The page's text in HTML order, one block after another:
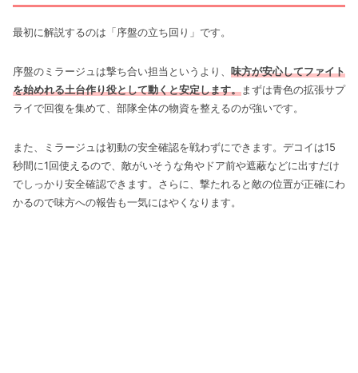
最初に解説するのは「序盤の立ち回り」です。
序盤のミラージュは撃ち合い担当というより、 味方が安心してファイト
を始めれる土台作り役として動くと安定します。まずは青色の拡張サプ
ライで回復を集めて、部隊全体の物資を整えるのが強いです。
また、ミラージュは初動の安全確認を戦わずにできます。デコイは15
秒間に1回使えるので、敵がいそうな角やドア前や遮蔽などに出すだけ
でしっかり安全確認できます。さらに、撃たれると敵の位置が正確にわ
かるので味方への報告も一気にはやくなります。